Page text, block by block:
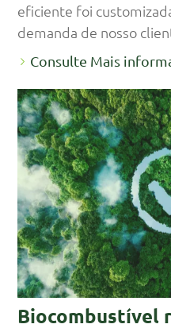
eficiente foi
demanda de nosso
Consulte Mais
Biocombustível